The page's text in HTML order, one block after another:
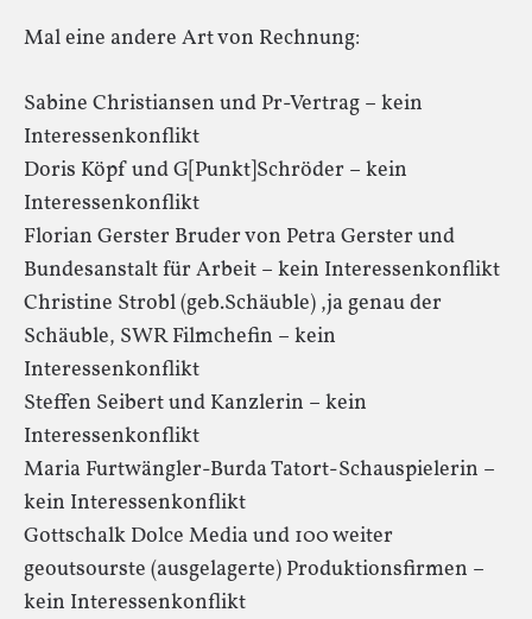
Mal eine andere Art von Rechnung:
Sabine Christiansen und Pr-Vertrag – kein
Interessenkonflikt
Doris Köpf und G[Punkt]Schröder – kein
Interessenkonflikt
Florian Gerster Bruder von Petra Gerster und
Bundesanstalt für Arbeit – kein Interessenkonflikt
Christine Strobl (geb.Schäuble) ,ja genau der
Schäuble, SWR Filmchefin – kein
Interessenkonflikt
Steffen Seibert und Kanzlerin – kein
Interessenkonflikt
Maria Furtwängler-Burda Tatort-Schauspielerin –
kein Interessenkonflikt
Gottschalk Dolce Media und 100 weiter
geoutsourste (ausgelagerte) Produktionsfirmen –
kein Interessenkonflikt